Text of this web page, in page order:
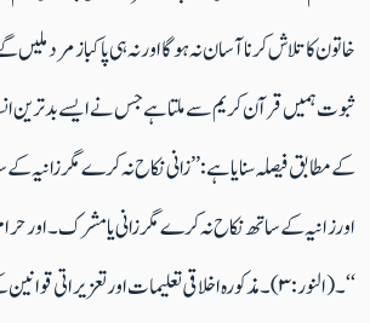
خاتون کا تلاش کرنا آسان نہ ہوگا اورنہ ہی پاکباز مرد
ثبوت ہمیں قرآن کریم سے ملتاہے جس نے ایسے
کے مطابق فیصلہ سنایاہے: ’’زانی نکاح نہ کرے مگرزانیہ
اورزانیہ کے ساتھ نکاح نہ کرے مگرزانی یا مشرک۔
‘‘۔(النور:۳) ۔مذکورہ اخلاقی تعلیمات اور تعزیراتی